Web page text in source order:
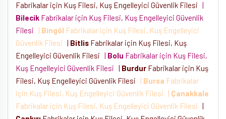
Fabrikalar için Kuş Filesi, Kuş Engelleyici Güvenlik Filesi |
Bilecik Fabrikalar için Kuş Filesi, Kuş Engelleyici Güvenlik
Filesi
| Bingöl Fabrikalar için Kuş Filesi, Kuş Engelleyici
Güvenlik Filesi | Bitlis Fabrikalar için Kuş Filesi, Kuş
Engelleyici Güvenlik Filesi | Bolu Fabrikalar için Kuş Filesi,
Kuş Engelleyici Güvenlik Filesi | Burdur Fabrikalar için Kuş
Filesi, Kuş Engelleyici Güvenlik Filesi
| Bursa Fabrikalar
için Kuş Filesi, Kuş Engelleyici Güvenlik Filesi
| Çanakkale
Fabrikalar için Kuş Filesi, Kuş Engelleyici Güvenlik Filesi |